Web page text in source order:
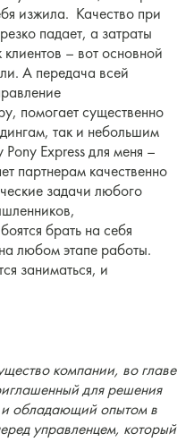
изжила. Качество при
падает, а затраты
– вот основной
А передача всей
помогает существенно
так и небольшим
Express для меня –
партнерам качественно
задачи любого
брать на себя
на любом этапе работы.
заниматься, и
компании, во главе
для решения
и обладающий опытом в
управленцем, который